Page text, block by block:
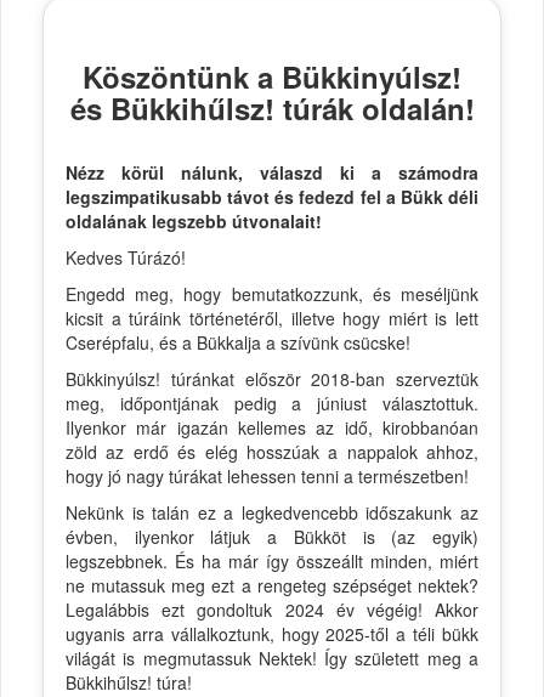
Köszöntünk a Bükkinyúlsz!
és Bükkihűlsz! túrák oldalán!
Nézz körül nálunk, válaszd ki a számodra
legszimpatikusabb távot és fedezd fel a Bükk déli
oldalának legszebb útvonalait!
Kedves Túrázó!
Engedd meg, hogy bemutatkozzunk, és meséljünk
kicsit a túráink történetéről, illetve hogy miért is lett
Cserépfalu, és a Bükkalja a szívünk csücske!
Bükkinyúlsz! túránkat először 2018-ban szerveztük
meg, időpontjának pedig a júniust választottuk.
Ilyenkor már igazán kellemes az idő, kirobbanóan
zöld az erdő és elég hosszúak a nappalok ahhoz,
hogy jó nagy túrákat lehessen tenni a természetben!
Nekünk is talán ez a legkedvencebb időszakunk az
évben, ilyenkor látjuk a Bükköt is (az egyik)
legszebbnek. És ha már így összeállt minden, miért
ne mutassuk meg ezt a rengeteg szépséget nektek?
Legalábbis ezt gondoltuk 2024 év végéig! Akkor
ugyanis arra vállalkoztunk, hogy 2025-től a téli bükk
világát is megmutassuk Nektek! Így született meg a
Bükkihűlsz! túra!